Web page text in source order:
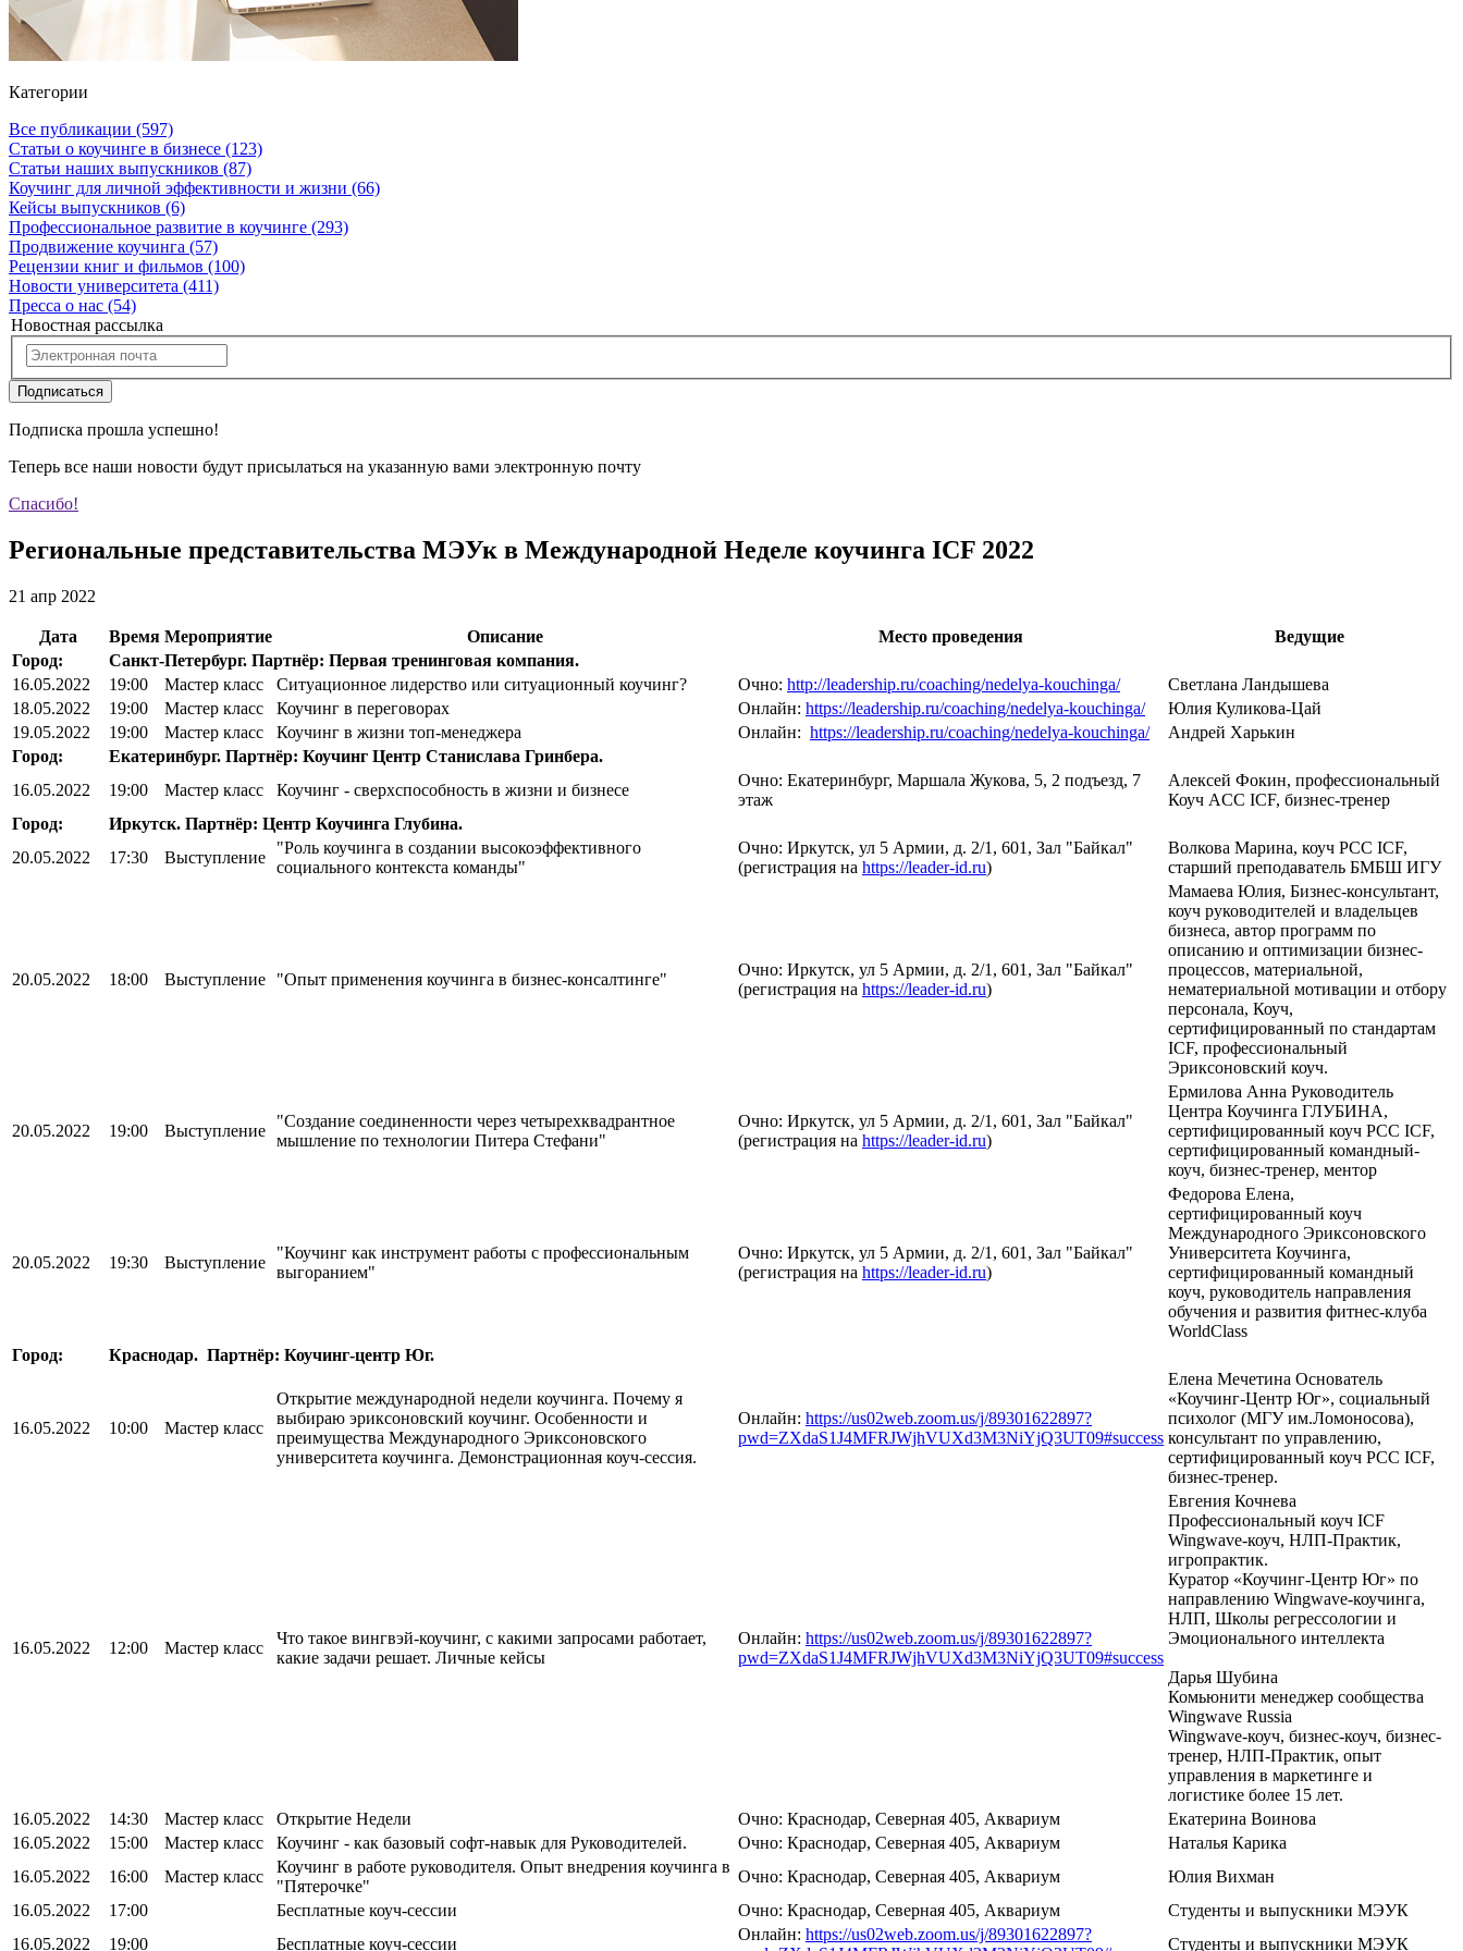
Категории
Все публикации (597)
Статьи о коучинге в бизнесе (123)
Статьи наших выпускников (87)
Коучинг для личной эффективности и жизни (66)
Кейсы выпускников (6)
Профессиональное развитие в коучинге (293)
Продвижение коучинга (57)
Рецензии книг и фильмов (100)
Новости университета (411)
Пресса о нас (54)
Новостная рассылка
Подписаться
Подписка прошла успешно!
Теперь все наши новости будут присылаться на указанную вами электронную почту
Спасибо!
Региональные представительства МЭУк в Международной Неделе коучинга ICF 2022
21 апр 2022
Дата Время Мероприятие Описание Место проведения
Ведущие
Город:
Санкт-Петербург. Партнёр: Первая тренинговая компания.
16.05.2022
19:00 Мастер класс Ситуационное лидерство или ситуационный коучинг? Очно: http://leadership.ru/coaching/nedelya-kouchinga/
Светлана Ландышева
18.05.2022
19:00 Мастер класс Коучинг в переговорах Онлайн: https://leadership.ru/coaching/nedelya-kouchinga/
Юлия Куликова-Цай
19.05.2022
19:00 Мастер класс Коучинг в жизни топ-менеджера Онлайн: https://leadership.ru/coaching/nedelya-kouchinga/
Андрей Харькин
Город:
Екатеринбург. Партнёр: Коучинг Центр Станислава Гринбера.
16.05.2022
19:00 Мастер класс Коучинг - сверхспособность в жизни и бизнесе
Очно: Екатеринбург, Маршала Жукова, 5, 2 подъезд, 7
этаж
Алексей Фокин, профессиональный
Коуч ACC ICF, бизнес-тренер
Город:
Иркутск. Партнёр: Центр Коучинга Глубина.
20.05.2022
17:30 Выступление
"Роль коучинга в создании высокоэффективного
социального контекста команды"
Очно: Иркутск, ул 5 Армии, д. 2/1, 601, Зал "Байкал"
(регистрация на https://leader-id.ru)
Волкова Марина, коуч PCC ICF,
старший преподаватель БМБШ ИГУ
20.05.2022 18:00 Выступление "Опыт применения коучинга в бизнес-консалтинге"
Очно: Иркутск, ул 5 Армии, д. 2/1, 601, Зал "Байкал"
(регистрация на https://leader-id.ru)
Мамаева Юлия, Бизнес-консультант,
коуч руководителей и владельцев
бизнеса, автор программ по
описанию и оптимизации бизнес-
процессов, материальной,
нематериальной мотивации и отбору
персонала, Коуч,
сертифицированный по стандартам
ICF, профессиональный
Эриксоновский коуч.
20.05.2022 19:00 Выступление
"Создание соединенности через четырехквадрантное
мышление по технологии Питера Стефани"
Очно: Иркутск, ул 5 Армии, д. 2/1, 601, Зал "Байкал"
(регистрация на https://leader-id.ru)
Ермилова Анна Руководитель
Центра Коучинга ГЛУБИНА,
сертифицированный коуч РCC ICF,
сертифицированный командный-
коуч, бизнес-тренер, ментор
20.05.2022 19:30 Выступление
"Коучинг как инструмент работы с профессиональным
выгоранием"
Очно: Иркутск, ул 5 Армии, д. 2/1, 601, Зал "Байкал"
(регистрация на https://leader-id.ru)
Федорова Елена,
сертифицированный коуч
Международного Эриксоновского
Университета Коучинга,
сертифицированный командный
коуч, руководитель направления
обучения и развития фитнес-клуба
WorldClass
Город:
Краснодар. Партнёр: Коучинг-центр Юг.
16.05.2022 10:00 Мастер класс
Открытие международной недели коучинга. Почему я
выбираю эриксоновский коучинг. Особенности и
преимущества Международного Эриксоновского
университета коучинга. Демонстрационная коуч-сессия.
Онлайн: https://us02web.zoom.us/j/89301622897?
pwd=ZXdaS1J4MFRJWjhVUXd3M3NiYjQ3UT09#success
Елена Мечетина Основатель
«Коучинг-Центр Юг», социальный
психолог (МГУ им.Ломоносова),
консультант по управлению,
сертифицированный коуч PСС ICF,
бизнес-тренер.
16.05.2022 12:00 Мастер класс
Что такое вингвэй-коучинг, с какими запросами работает,
какие задачи решает. Личные кейсы
Онлайн: https://us02web.zoom.us/j/89301622897?
pwd=ZXdaS1J4MFRJWjhVUXd3M3NiYjQ3UT09#success
Евгения Кочнева
Профессиональный коуч ICF
Wingwave-коуч, НЛП-Практик,
игропрактик.
Куратор «Коучинг-Центр Юг» по
направлению Wingwave-коучинга,
НЛП, Школы регрессологии и
Эмоционального интеллекта
Дарья Шубина
Комьюнити менеджер сообщества
Wingwave Russia
Wingwave-коуч, бизнес-коуч, бизнес-
тренер, НЛП-Практик, опыт
управления в маркетинге и
логистике более 15 лет.
16.05.2022
14:30 Мастер класс Открытие Недели Очно: Краснодар, Северная 405, Аквариум
Екатерина Воинова
16.05.2022
15:00 Мастер класс Коучинг - как базовый софт-навык для Руководителей. Очно: Краснодар, Северная 405, Аквариум
Наталья Карика
16.05.2022
16:00 Мастер класс
Коучинг в работе руководителя. Опыт внедрения коучинга в
"Пятерочке"
Очно: Краснодар, Северная 405, Аквариум
Юлия Вихман
16.05.2022
17:00 Бесплатные коуч-сессии Очно: Краснодар, Северная 405, Аквариум
Студенты и выпускники МЭУК
16.05.2022
19:00 Бесплатные коуч-сессии
Онлайн: https://us02web.zoom.us/j/89301622897?
Студенты и выпускники МЭУК